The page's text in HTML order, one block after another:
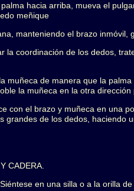
hacia arriba, mueva el
meñique
manteniendo el brazo
la coordinación de los dedos,
muñeca de manera que la
la muñeca en la otra
con el brazo y muñeca en una
grandes de los dedos, haciendo
CADERA.
en una silla o a la orilla